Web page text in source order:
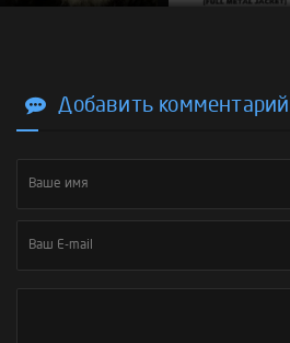
Добавить комментарий